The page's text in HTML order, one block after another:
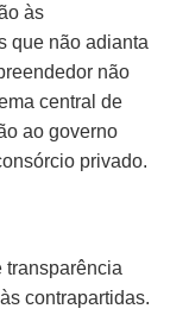
às
que não adianta
não
central de
ao governo
privado.
transparência
contrapartidas.